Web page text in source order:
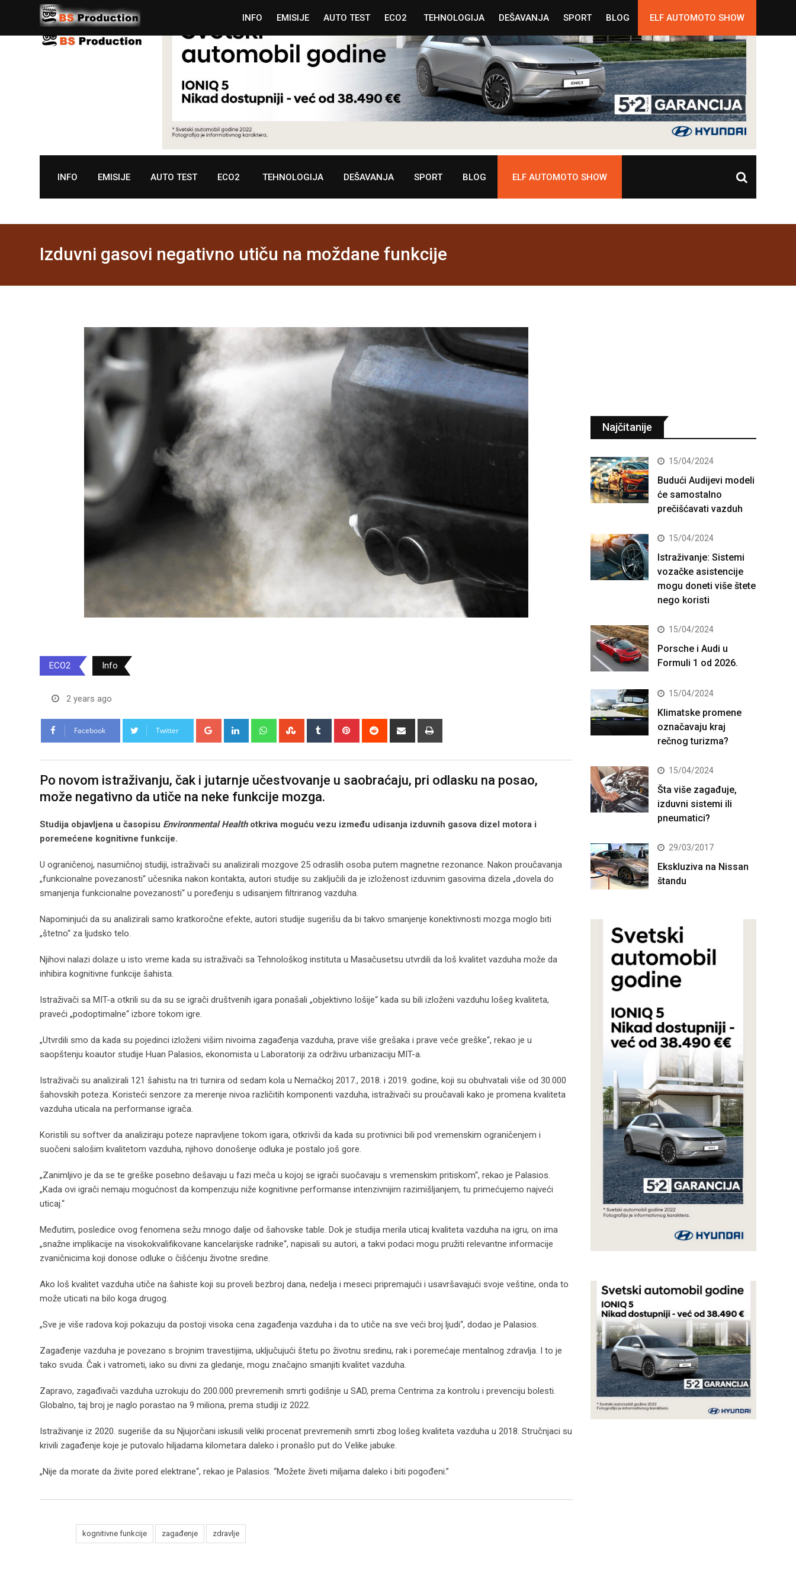
content
INFO EMISIJE AUTO TEST ECO2 TEHNOLOGIJA DEŠAVANJA SPORT BLOG ELF AUTOMOTO SHOW
INFO EMISIJE AUTO TEST ECO2 TEHNOLOGIJA DEŠAVANJA SPORT BLOG ELF AUTOMOTO SHOW
Izduvni gasovi negativno utiču na moždane funkcije
ECO2 Info
2 years ago
Facebook Twitter Google+ LinkedIn WhatsappStumbleUpon
Tumblr Pinterest Reddit
Share
Po novom istraživanju, čak i jutarnje učestvovanje u saobraćaju, pri odlasku na posao,
može negativno da utiče na neke funkcije mozga.
Studija objavljena u časopisu Environmental Healthotkriva moguću vezu između udisanja izduvnih gasova dizel motora i
poremećene kognitivne funkcije.
U ograničenoj, nasumičnoj studiji, istraživači su analizirali mozgove 25 odraslih osoba putem magnetne rezonance. Nakon proučavanja
„funkcionalne povezanosti“ učesnika nakon kontakta, autori studije su zaključili da je izloženost izduvnim gasovima dizela „dovela do
smanjenja funkcionalne povezanosti“ u poređenju s udisanjem filtriranog vazduha.
Napominjući da su analizirali samo kratkoročne efekte, autori studije sugerišu da bi takvo smanjenje konektivnosti mozga moglo biti
„štetno“ za ljudsko telo.
Njihovi nalazi dolaze u isto vreme kada su istraživači sa Tehnološkog instituta u Masačusetsu utvrdili da loš kvalitet vazduha može da
inhibira kognitivne funkcije šahista.
Istraživači sa MIT-a otkrili su da su se igrači društvenih igara ponašali „objektivno lošije“ kada su bili izloženi vazduhu lošeg kvaliteta,
praveći „podoptimalne“ izbore tokom igre.
„Utvrdili smo da kada su pojedinci izloženi višim nivoima zagađenja vazduha, prave više grešaka i prave veće greške“, rekao je u
saopštenju koautor studije Huan Palasios, ekonomista u Laboratoriji za održivu urbanizaciju MIT-a.
Istraživači su analizirali 121 šahistu na tri turnira od sedam kola u Nemačkoj 2017., 2018. i 2019. godine, koji su obuhvatali više od 30.000
šahovskih poteza. Koristeći senzore za merenje nivoa različitih komponenti vazduha, istraživači su proučavali kako je promena kvaliteta
vazduha uticala na performanse igrača.
Koristili su softver da analiziraju poteze napravljene tokom igara, otkrivši da kada su protivnici bili pod vremenskim ograničenjem i
suočeni salošim kvalitetom vazduha, njihovo donošenje odluka je postalo još gore.
„Zanimljivo je da se te greške posebno dešavaju u fazi meča u kojoj se igrači suočavaju s vremenskim pritiskom“, rekao je Palasios.
„Kada ovi igrači nemaju mogućnost da kompenzuju niže kognitivne performanse intenzivnijim razimišljanjem, tu primećujemo najveći
uticaj.“
Međutim, posledice ovog fenomena sežu mnogo dalje od šahovske table. Dok je studija merila uticaj kvaliteta vazduha na igru, on ima
„snažne implikacije na visokokvalifikovane kancelarijske radnike“, napisali su autori, a takvi podaci mogu pružiti relevantne informacije
zvaničnicima koji donose odluke o čišćenju životne sredine.
Ako loš kvalitet vazduha utiče na šahiste koji su proveli bezbroj dana, nedelja i meseci pripremajući i usavršavajući svoje veštine, onda to
može uticati na bilo koga drugog.
„Sve je više radova koji pokazuju da postoji visoka cena zagađenja vazduha i da to utiče na sve veći broj ljudi“, dodao je Palasios.
Zagađenje vazduha je povezano s brojnim travestijima, uključujući štetu po životnu sredinu, rak i poremećaje mentalnog zdravlja. I to je
tako svuda. Čak i vatrometi, iako su divni za gledanje, mogu značajno smanjiti kvalitet vazduha.
Zapravo, zagađivači vazduha uzrokuju do 200.000 prevremenih smrti godišnje u SAD, prema Centrima za kontrolu i prevenciju bolesti.
Globalno, taj broj je naglo porastao na 9 miliona, prema studiji iz 2022.
Istraživanje iz 2020. sugeriše da su Njujorčani iskusili veliki procenat prevremenih smrti zbog lošeg kvaliteta vazduha u 2018. Stručnjaci su
krivili zagađenje koje je putovalo hiljadama kilometara daleko i pronašlo put do Velike jabuke.
„Nije da morate da živite pored elektrane“, rekao je Palasios. “Možete živeti miljama daleko i biti pogođeni.”
kognitivne funkcije zagađenje zdravlje
Najčitanije
15/04/2024
Budući Audijevi modeli
će samostalno
prečišćavati vazduh
15/04/2024
Istraživanje: Sistemi
vozačke asistencije
mogu doneti više štete
nego koristi
15/04/2024
Porsche i Audi u
Formuli 1 od 2026.
15/04/2024
Klimatske promene
označavaju kraj
rečnog turizma?
15/04/2024
Šta više zagađuje,
izduvni sistemi ili
pneumatici?
29/03/2017
Ekskluziva na Nissan
štandu